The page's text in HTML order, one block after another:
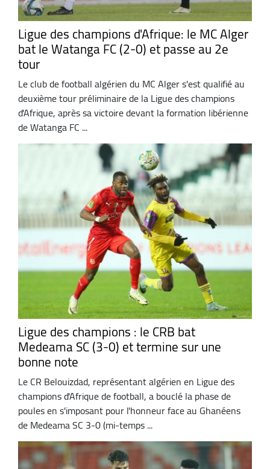
Ligue des champions d'Afrique: le MC Alger
bat le Watanga FC (2-0) et passe au 2e
tour
Le club de football algérien du MC Alger s'est qualifié au
deuxième tour préliminaire de la Ligue des champions
d'Afrique, après sa victoire devant la formation libérienne
de Watanga FC ...
Ligue des champions : le CRB bat
Medeama SC (3-0) et termine sur une
bonne note
Le CR Belouizdad, représentant algérien en Ligue des
champions d'Afrique de football, a bouclé la phase de
poules en s'imposant pour l'honneur face au Ghanéens
de Medeama SC 3-0 (mi-temps ...